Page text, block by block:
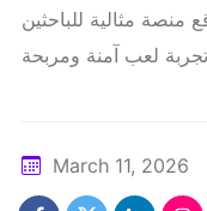
منصة مثالية للباحثين
March 11, 2026